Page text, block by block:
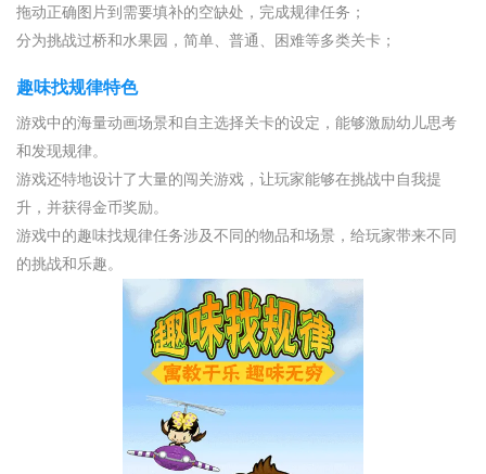
拖动正确图片到需要填补的空缺处，完成规律任务；
分为挑战过桥和水果园，简单、普通、困难等多类关卡；
趣味找规律特色
游戏中的海量动画场景和自主选择关卡的设定，能够激励幼儿思考
和发现规律。
游戏还特地设计了大量的闯关游戏，让玩家能够在挑战中自我提
升，并获得金币奖励。
游戏中的趣味找规律任务涉及不同的物品和场景，给玩家带来不同
的挑战和乐趣。